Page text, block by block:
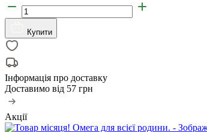
Купити
Інформація про доставку
Доставимо від 57 грн
Акції